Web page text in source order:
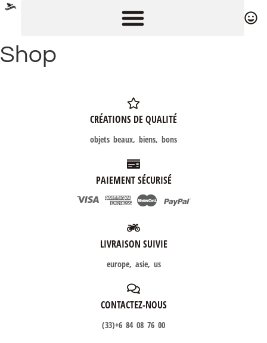
Shop
CRÉATIONS DE QUALITÉ
objets beaux, biens, bons
PAIEMENT SÉCURISÉ
LIVRAISON SUIVIE
europe, asie, us
CONTACTEZ-NOUS
(33)+6 84 08 76 00